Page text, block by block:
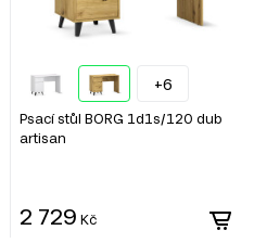
+6
Psací stůl BORG 1d1s/120 dub
artisan
2 729 Kč